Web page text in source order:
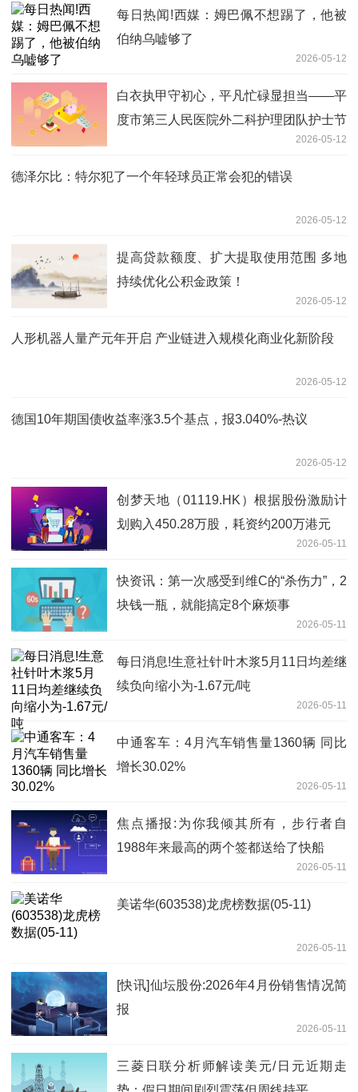
每日热闻!西媒：姆巴佩不想踢了，他被
伯纳乌嘘够了
2026-05-12
白衣执甲守初心，平凡忙碌显担当——平
度市第三人民医院外二科护理团队护士节
2026-05-12
德泽尔比：特尔犯了一个年轻球员正常会犯的错误
2026-05-12
提高贷款额度、扩大提取使用范围 多地
持续优化公积金政策！
2026-05-12
人形机器人量产元年开启 产业链进入规模化商业化新阶段
2026-05-12
德国10年期国债收益率涨3.5个基点，报3.040%-热议
2026-05-12
创梦天地（01119.HK）根据股份激励计
划购入450.28万股，耗资约200万港元
2026-05-11
快资讯：第一次感受到维C的“杀伤力”，2
块钱一瓶，就能搞定8个麻烦事
2026-05-11
每日消息!生意社针叶木浆5月11日均差继
续负向缩小为-1.67元/吨
2026-05-11
中通客车：4月汽车销售量1360辆 同比
增长30.02%
2026-05-11
焦点播报:为你我倾其所有，步行者自
1988年来最高的两个签都送给了快船
2026-05-11
美诺华(603538)龙虎榜数据(05-11)
2026-05-11
[快讯]仙坛股份:2026年4月份销售情况简
报
2026-05-11
三菱日联分析师解读美元/日元近期走